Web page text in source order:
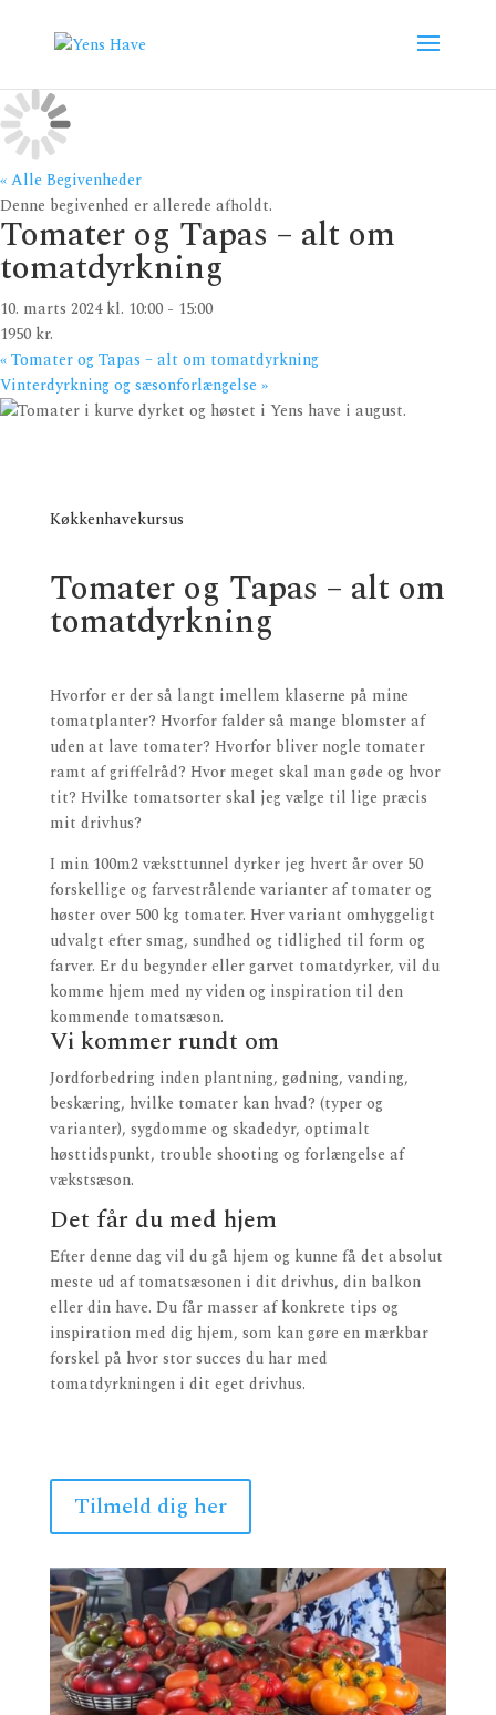
« Alle Begivenheder
Denne begivenhed er allerede afholdt.
Tomater og Tapas – alt om
tomatdyrkning
10. marts 2024 kl. 10:00 - 15:00
1950 kr.
«Tomater og Tapas – alt om tomatdyrkning
Vinterdyrkning og sæsonforlængelse»
Køkkenhavekursus
Tomater og Tapas – alt om
tomatdyrkning
Hvorfor er der så langt imellem klaserne på mine
tomatplanter? Hvorfor falder så mange blomster af
uden at lave tomater? Hvorfor bliver nogle tomater
ramt af griffelråd? Hvor meget skal man gøde og hvor
tit? Hvilke tomatsorter skal jeg vælge til lige præcis
mit drivhus?
I min 100m2 væksttunnel dyrker jeg hvert år over 50
forskellige og farvestrålende varianter af tomater og
høster over 500 kg tomater. Hver variant omhyggeligt
udvalgt efter smag, sundhed og tidlighed til form og
farver. Er du begynder eller garvet tomatdyrker, vil du
komme hjem med ny viden og inspiration til den
kommende tomatsæson.
Vi kommer rundt om
Jordforbedring inden plantning, gødning, vanding,
beskæring, hvilke tomater kan hvad? (typer og
varianter), sygdomme og skadedyr, optimalt
høsttidspunkt, trouble shooting og forlængelse af
vækstsæson.
Det får du med hjem
Efter denne dag vil du gå hjem og kunne få det absolut
meste ud af tomatsæsonen i dit drivhus, din balkon
eller din have. Du får masser af konkrete tips og
inspiration med dig hjem, som kan gøre en mærkbar
forskel på hvor stor succes du har med
tomatdyrkningen i dit eget drivhus.
Tilmeld dig her